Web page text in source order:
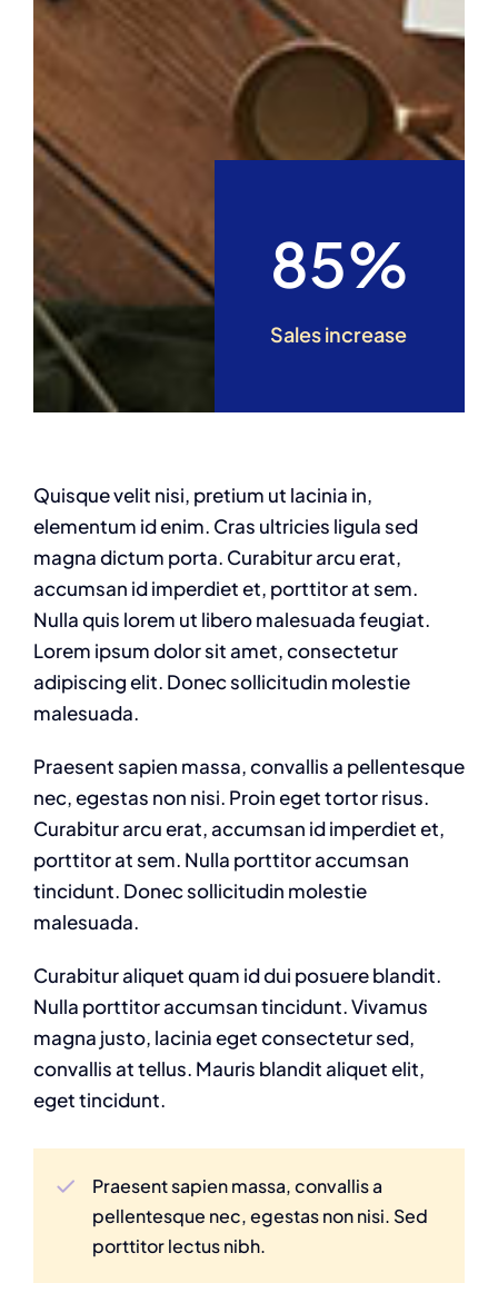
85%
Sales increase
Quisque velit nisi, pretium ut lacinia in,
elementum id enim. Cras ultricies ligula sed
magna dictum porta. Curabitur arcu erat,
accumsan id imperdiet et, porttitor at sem.
Nulla quis lorem ut libero malesuada feugiat.
Lorem ipsum dolor sit amet, consectetur
adipiscing elit. Donec sollicitudin molestie
malesuada.
Praesent sapien massa, convallis a pellentesque
nec, egestas non nisi. Proin eget tortor risus.
Curabitur arcu erat, accumsan id imperdiet et,
porttitor at sem. Nulla porttitor accumsan
tincidunt. Donec sollicitudin molestie
malesuada.
Curabitur aliquet quam id dui posuere blandit.
Nulla porttitor accumsan tincidunt. Vivamus
magna justo, lacinia eget consectetur sed,
convallis at tellus. Mauris blandit aliquet elit,
eget tincidunt.
Praesent sapien massa, convallis a
pellentesque nec, egestas non nisi. Sed
porttitor lectus nibh.